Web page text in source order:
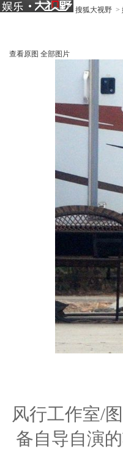
搜狐大视野 >
查看原图 全部图片
风行工作室/
备自导自演